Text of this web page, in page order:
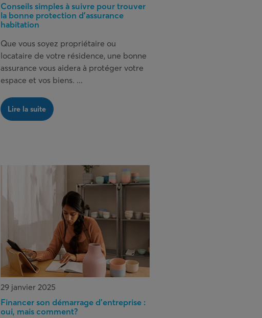
Conseils simples à suivre pour trouver
la bonne protection d’assurance
habitation
Que vous soyez propriétaire ou
locataire de votre résidence, une bonne
assurance vous aidera à protéger votre
espace et vos biens. ...
Lire la suite
29 janvier 2025
Financer son démarrage d’entreprise :
oui, mais comment?